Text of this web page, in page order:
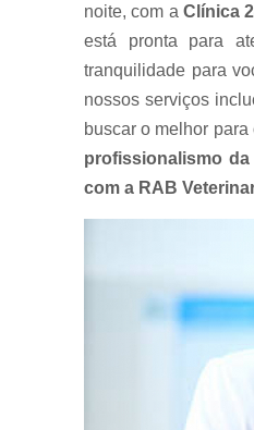
noite, com a Clínica
está pronta para
tranquilidade para
nossos serviços
buscar o melhor para
profissionalismo
com a RAB